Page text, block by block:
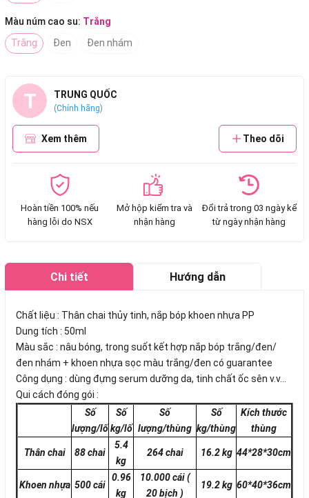
Màu núm cao su: Trắng
Trắng
Đen Đen nhám
T TRUNG QUỐC
(Chính hãng)
Xem thêm Theo dõi
Hoàn tiền 100% nếu
hàng lỗi do NSX
Mở hộp kiểm tra và
nhận hàng
Đổi trả trong 03 ngày kể
từ ngày nhận hàng
Chi tiết Hướng dẫn
Chất liệu : Thân chai thủy tinh, nắp bóp khoen nhựa PP
Dung tích : 50ml
Màu sắc : nâu bóng, trong suốt kết hợp nắp bóp trắng/đen/
đen nhám + khoen nhựa sọc màu trắng/đen có guarantee
Công dụng : dùng đựng serum dưỡng da, tinh chất ốc sên v.v...
Qui cách đóng gói :
Số
lượng/lố
Số
kg/lố
Số
lượng/thùng
Số
kg/thùng
Kích thước
thùng
Thân chai 88 chai
5.4
kg
264 chai 16.2 kg 44*28*30cm
Khoen nhựa 500 cái
0.96
kg
10.000 cái (
20 bịch )
19.2 kg 60*40*36cm